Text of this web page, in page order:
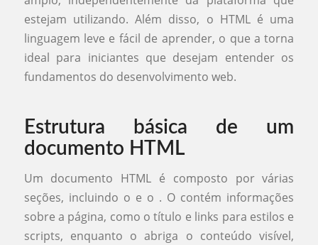
estejam utilizando. Além disso, o HTML é uma
linguagem leve e fácil de aprender, o que a torna
ideal para iniciantes que desejam entender os
fundamentos do desenvolvimento web.
Estrutura básica de um
documento HTML
Um documento HTML é composto por várias
seções, incluindo o e o . O contém informações
sobre a página, como o título e links para estilos e
scripts, enquanto o abriga o conteúdo visível,